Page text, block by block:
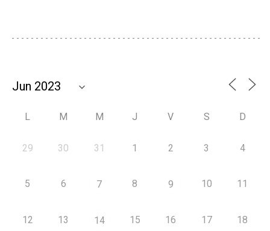
L M M J V S D
29 30 31 1 2 3 4
5 6 7 8 9 10 11
12 13 14 15 16 17 18